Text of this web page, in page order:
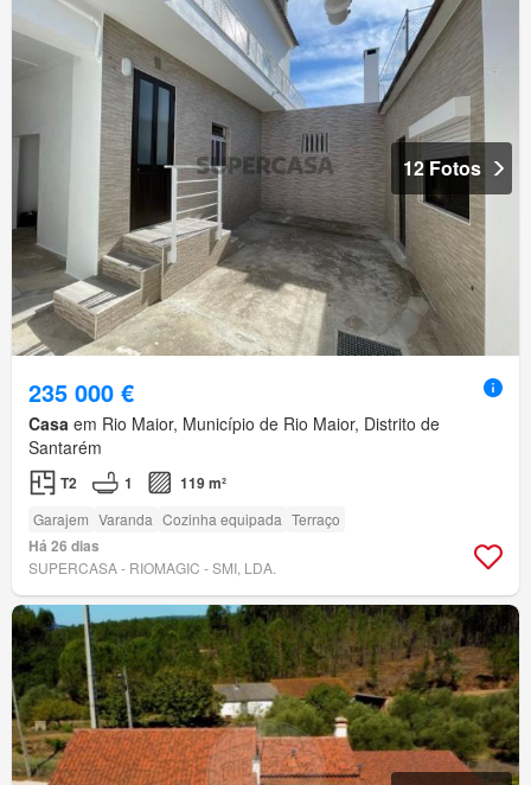
12 Fotos
235 000 €
Casa em Rio Maior, Município de Rio Maior, Distrito de
Santarém
T2 1 119 m²
Garajem Varanda Cozinha equipada Terraço
Há 26 dias
SUPERCASA - RIOMAGIC - SMI, LDA.